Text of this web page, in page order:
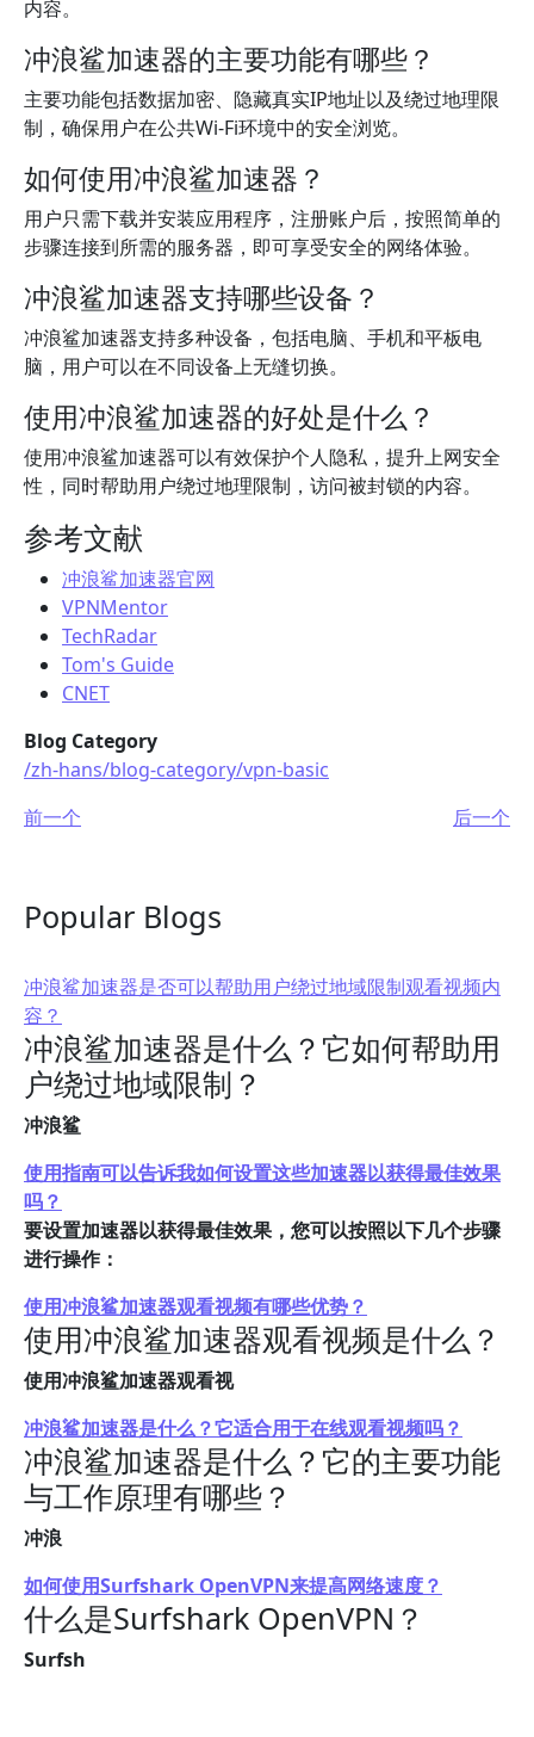
内容。
冲浪鲨加速器的主要功能有哪些？
主要功能包括数据加密、隐藏真实IP地址以及绕过地理限
制，确保用户在公共Wi-Fi环境中的安全浏览。
如何使用冲浪鲨加速器？
用户只需下载并安装应用程序，注册账户后，按照简单的
步骤连接到所需的服务器，即可享受安全的网络体验。
冲浪鲨加速器支持哪些设备？
冲浪鲨加速器支持多种设备，包括电脑、手机和平板电
脑，用户可以在不同设备上无缝切换。
使用冲浪鲨加速器的好处是什么？
使用冲浪鲨加速器可以有效保护个人隐私，提升上网安全
性，同时帮助用户绕过地理限制，访问被封锁的内容。
参考文献
冲浪鲨加速器官网
VPNMentor
TechRadar
Tom's Guide
CNET
Blog Category
/zh-hans/blog-category/vpn-basic
前一个
后一个
Popular Blogs
冲浪鲨加速器是否可以帮助用户绕过地域限制观看视频内
容？
冲浪鲨加速器是什么？它如何帮助用
户绕过地域限制？
冲浪鲨
使用指南可以告诉我如何设置这些加速器以获得最佳效果
吗？
要设置加速器以获得最佳效果，您可以按照以下几个步骤
进行操作：
使用冲浪鲨加速器观看视频有哪些优势？
使用冲浪鲨加速器观看视频是什么？
使用冲浪鲨加速器观看视
冲浪鲨加速器是什么？它适合用于在线观看视频吗？
冲浪鲨加速器是什么？它的主要功能
与工作原理有哪些？
冲浪
如何使用Surfshark OpenVPN来提高网络速度？
什么是Surfshark OpenVPN？
Surfsh